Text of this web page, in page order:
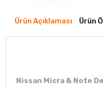
Ürün Açıklaması Ürün
Nissan Micra & Note